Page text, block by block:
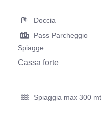
Doccia
Pass Parcheggio
Spiagge
Cassa forte
Spiaggia max 300 mt